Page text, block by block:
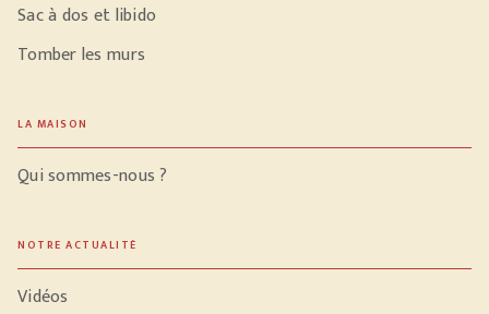
Sac à dos et libido
Tomber les murs
LA MAISON
Qui sommes-nous ?
NOTRE ACTUALITÉ
Vidéos